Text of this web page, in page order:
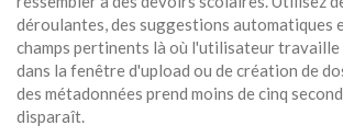
déroulantes, des suggestions automatiques
champs pertinents là où l'utilisateur travaille
dans la fenêtre d'upload ou de création de
des métadonnées prend moins de cinq
disparaît.